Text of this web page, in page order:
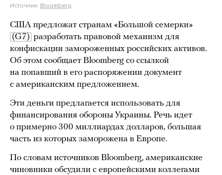
Источник: Bloomberg
США предложат странам «Большой семерки»
(G7) разработать правовой механизм для
конфискации замороженных российских активов.
Об этом сообщает Bloomberg со ссылкой
на попавший в его распоряжении документ
с американским предложением.
Эти деньги предлагается использовать для
финансирования обороны Украины. Речь идет
о примерно 300 миллиардах долларов, большая
часть из которых заморожена в Европе.
По словам источников Bloomberg, американские
чиновники обсудили с европейскими коллегами